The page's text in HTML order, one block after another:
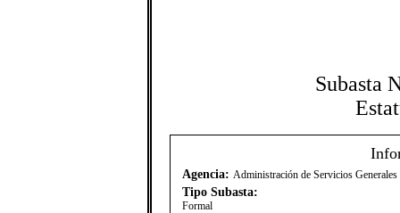
Subasta
Agencia: Administración de Servicios
Tipo Subasta:
Formal